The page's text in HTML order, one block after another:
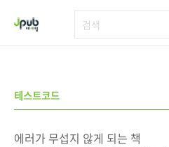
테스트코드
에러가 무섭지 않게 되는 책